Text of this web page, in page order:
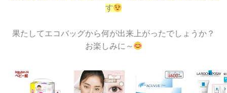
す
果たしてエコバッグから何が出来上がったでしょうか？
お楽しみに～